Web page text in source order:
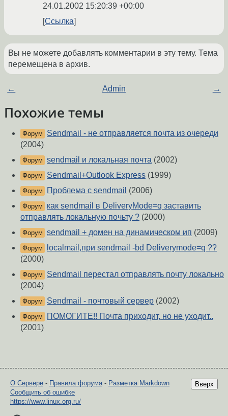
24.01.2002 15:20:39 +00:00
Ссылка
Вы не можете добавлять комментарии в эту тему. Тема
перемещена в архив.
← Admin →
Похожие темы
Форум
Sendmail - не отправляется почта из очереди
(2004)
Форум sendmail и локальная почта (2002)
Форум Sendmail+Outlook Express (1999)
Форум Проблема с sendmail (2006)
Форум
как sendmail в DeliveryMode=q заставить
отправлять локальную почьту ? (2000)
Форум sendmail + домен на динамическом ип (2009)
Форум
localmail,при sendmail -bd Deliverymode=q ??
(2000)
Форум
Sendmail перестал отправлять почту локально
(2004)
Форум Sendmail - почтовый сервер (2002)
Форум
ПОМОГИТЕ!! Почта приходит, но не уходит..
(2001)
Вверх
О Сервере - Правила форума- Разметка Markdown
Сообщить об ошибке
https://www.linux.org.ru/